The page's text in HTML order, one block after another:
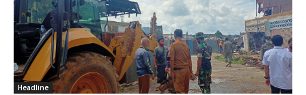
Headline